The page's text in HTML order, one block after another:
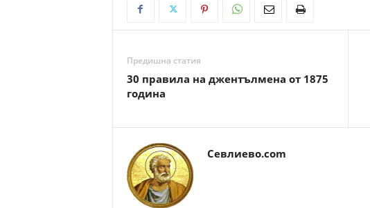
Предишна статия
30 правила на джентълмена от 1875
година
Севлиево.com